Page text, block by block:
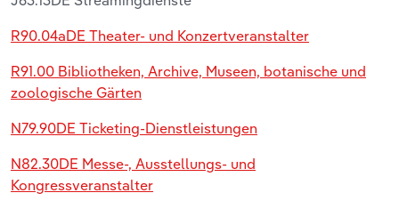
R90.04aDE Theater- und Konzertveranstalter
R91.00 Bibliotheken, Archive, Museen, botanische und
zoologische Gärten
N79.90DE Ticketing-Dienstleistungen
N82.30DE Messe-, Ausstellungs- und
Kongressveranstalter